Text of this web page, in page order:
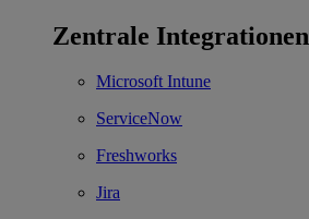
Zentrale Integrationen
Microsoft Intune
ServiceNow
Freshworks
Jira